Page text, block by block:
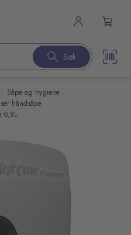
Søk
Såpe og hygiene
håndsåpe
0,8L